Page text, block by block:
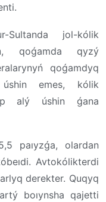
Sultanda jol-kólik
qoǵamda qyzý
qoǵamdyq
emes, kólik
alý úshin ǵana
paıyzǵa, olardan
Avtokólikterdi
derekter. Quqyq
boıynsha qajetti